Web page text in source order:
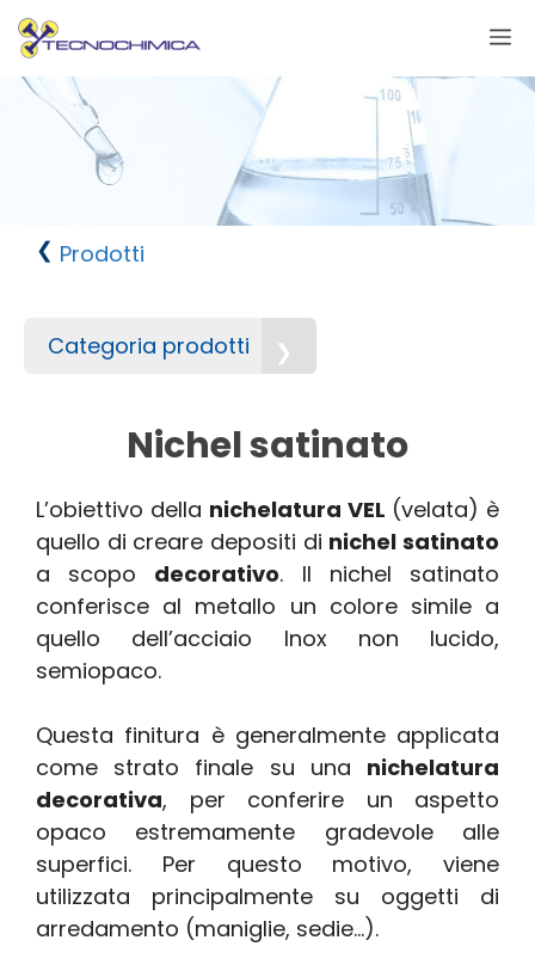
Vai
contenuto
Prodotti
Categoria prodotti
Nichel satinato
L’obiettivo della nichelatura VEL (velata) è
quello di creare depositi di nichel satinato
a scopo decorativo. Il nichel satinato
conferisce al metallo un colore simile a
quello dell’acciaio Inox non lucido,
semiopaco.
Questa finitura è generalmente applicata
come strato finale su una nichelatura
decorativa, per conferire un aspetto
opaco estremamente gradevole alle
superfici. Per questo motivo, viene
utilizzata principalmente su oggetti di
arredamento (maniglie, sedie…).